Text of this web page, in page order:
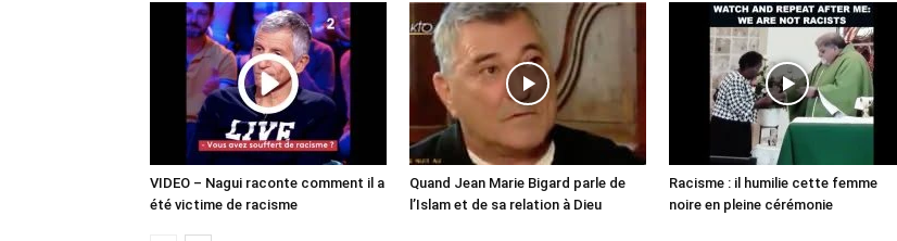
VIDEO – Nagui raconte comment il a
été victime de racisme
Quand Jean Marie Bigard parle de
l’Islam et de sa relation à Dieu
Racisme : il humilie cette femme
noire en pleine cérémonie